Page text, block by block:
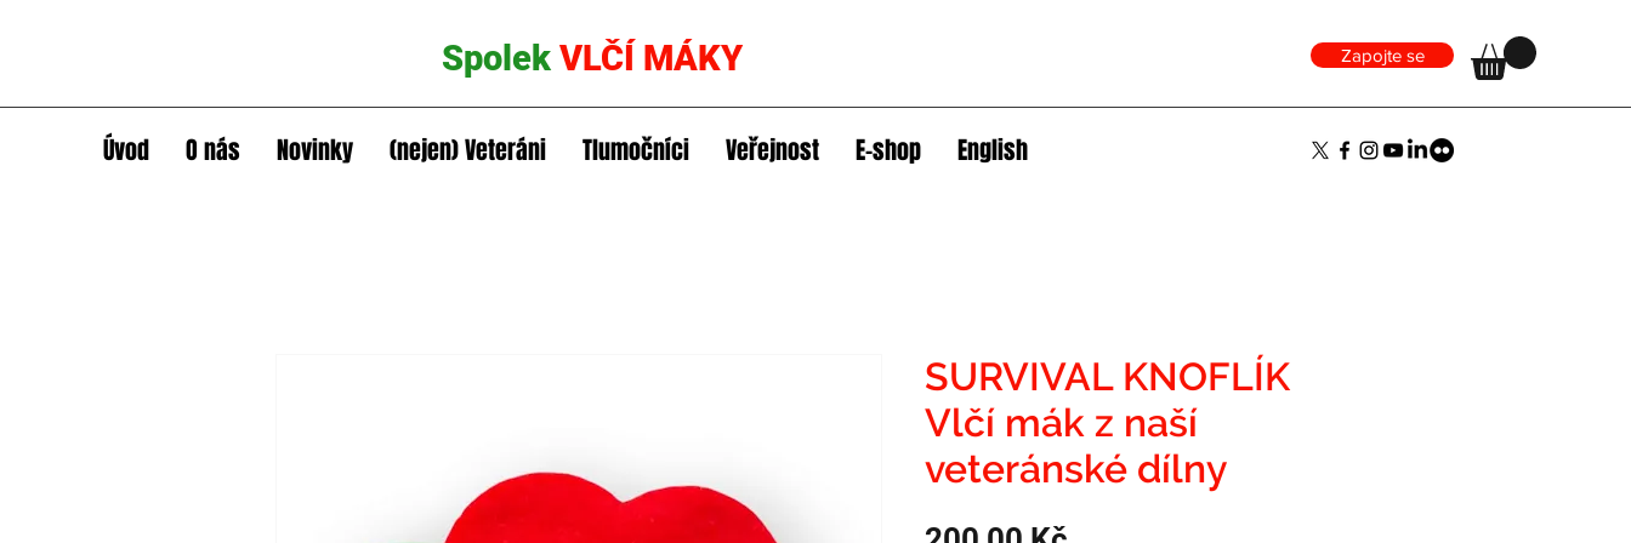
Spolek VLČÍ MÁKY Zapojte se
Úvod O nás Novinky (nejen) Veteráni Tlumočníci Veřejnost E-shop English
SURVIVAL KNOFLÍK
Vlčí mák z naší
veteránské dílny